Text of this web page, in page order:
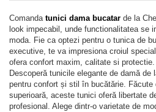
Comanda tunici dama bucatar de la
look impecabil, unde functionalitatea se
moda. Fie ca optezi pentru o tunica de
executive, te va impresiona croiul
ofera confort maxim, calitate si protectie.
Descoperă tunicile elegante de damă de
pentru confort și stil în bucătărie. Făcute
superioară, aceste tunici oferă libertate
profesional. Alege dintr-o varietate de